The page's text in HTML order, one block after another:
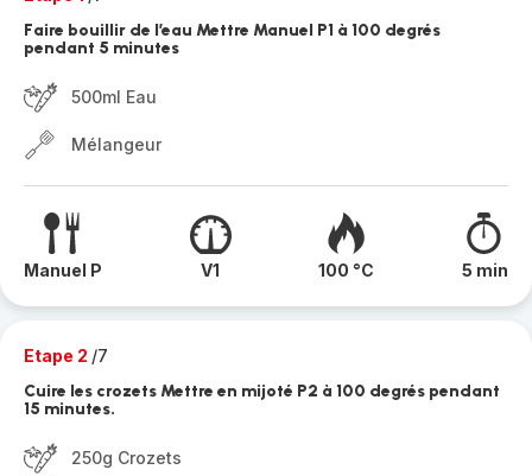
Faire bouillir de l’eau Mettre Manuel P1 à 100 degrés
pendant 5 minutes
500ml Eau
Mélangeur
Manuel P V1 100 °C 5 min
Etape 2 /7
Cuire les crozets Mettre en mijoté P2 à 100 degrés pendant
15 minutes.
250g Crozets